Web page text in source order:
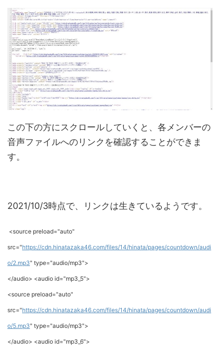
この下の方にスクロールしていくと、各メンバーの
音声ファイルへのリンクを確認することができま
す。
2021/10/3時点で、リンクは生きているようです。
<source preload="auto"
src="https://cdn.hinatazaka46.com/files/14/hinata/pages/countdown/audi
o/2.mp3" type="audio/mp3">
</audio> <audio id="mp3_5">
<source preload="auto"
src="https://cdn.hinatazaka46.com/files/14/hinata/pages/countdown/audi
o/5.mp3" type="audio/mp3">
</audio> <audio id="mp3_6">